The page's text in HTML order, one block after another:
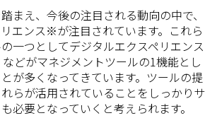
まえ、今後の注目される動向の中で、
エンス※が注目されています。これら
一つとしてデジタルエクスペリエンス
どがマネジメントツールの1機能とし
が多くなってきています。ツールの提
らが活用されていることをしっかりサ
必要となっていくと考えられます。